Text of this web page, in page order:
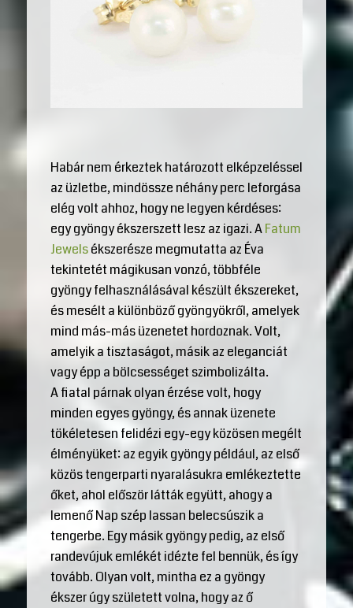
Habár nem érkeztek határozott elképzeléssel
az üzletbe, mindössze néhány perc leforgása
elég volt ahhoz, hogy ne legyen kérdéses:
egy gyöngy ékszerszett lesz az igazi. AFatum
Jewelsékszerésze megmutatta az Éva
tekintetét mágikusan vonzó, többféle
gyöngy felhasználásával készült ékszereket,
és mesélt a különböző gyöngyökről, amelyek
mind más-más üzenetet hordoznak. Volt,
amelyik a tisztaságot, másik az eleganciát
vagy épp a bölcsességet szimbolizálta.
A fiatal párnak olyan érzése volt, hogy
minden egyes gyöngy, és annak üzenete
tökéletesen felidézi egy-egy közösen megélt
élményüket: az egyik gyöngy például, az első
közös tengerparti nyaralásukra emlékeztette
őket, ahol először látták együtt, ahogy a
lemenő Nap szép lassan belecsúszik a
tengerbe. Egy másik gyöngy pedig, az első
randevújuk emlékét idézte fel bennük, és így
tovább. Olyan volt, mintha ez a gyöngy
ékszer úgy született volna, hogy az ő